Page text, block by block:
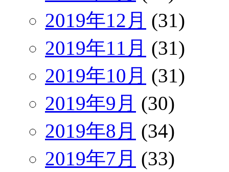
2019年12月 (31)
2019年11月 (31)
2019年10月 (31)
2019年9月 (30)
2019年8月 (34)
2019年7月 (33)